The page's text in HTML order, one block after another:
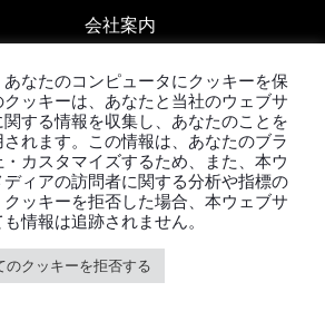
会社案内
キャリア
お問い合わせ
パートナー
Trust Hub
セキュリティ
メンテナンスポリシー
なたのコンピュータにクッキーを保
ッキーは、あなたと当社のウェブサ
する情報を収集し、あなたのことを
れます。この情報は、あなたのブラ
カスタマイズするため、また、本ウ
ディアの訪問者に関する分析や指標の
ッキーを拒否した場合、本ウェブサ
情報は追跡されません。
のクッキーを拒否する